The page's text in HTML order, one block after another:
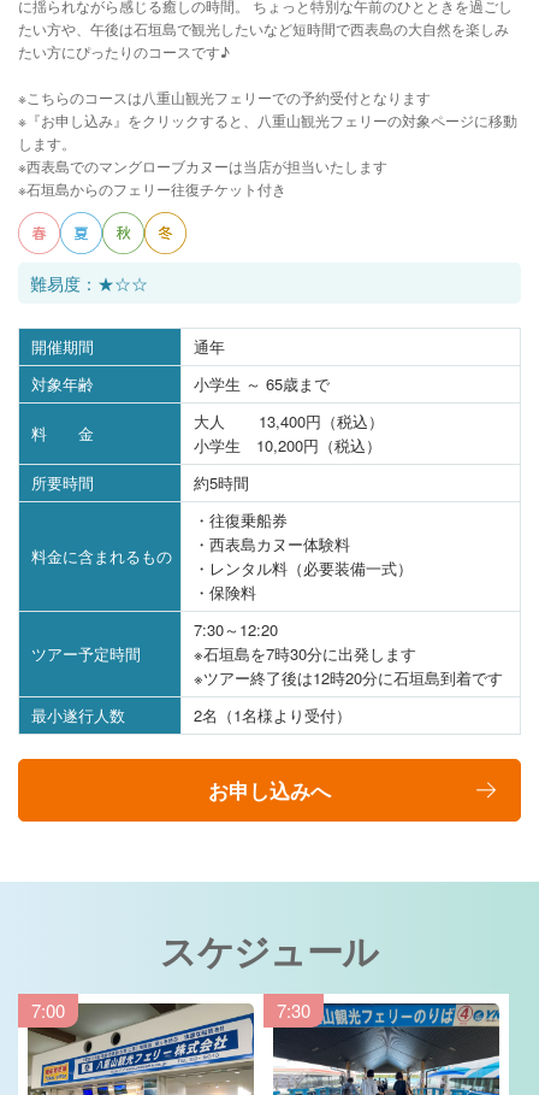
に揺られながら感じる癒しの時間。 ちょっと特別な午前のひとときを過ごし
たい方や、午後は石垣島で観光したいなど短時間で西表島の大自然を楽しみ
たい方にぴったりのコースです♪
※こちらのコースは八重山観光フェリーでの予約受付となります
※『お申し込み』をクリックすると、八重山観光フェリーの対象ページに移動
します。
※西表島でのマングローブカヌーは当店が担当いたします
※石垣島からのフェリー往復チケット付き
難易度：★☆☆
開催期間
通年
対象年齢
小学生 ～ 65歳まで
料 金
大人 13,400円（税込）
小学生 10,200円（税込）
所要時間
約5時間
料金に含まれるもの
・往復乗船券
・西表島カヌー体験料
・レンタル料（必要装備一式）
・保険料
ツアー予定時間
7:30～12:20
※石垣島を7時30分に出発します
※ツアー終了後は12時20分に石垣島到着です
最小遂行人数
2名（1名様より受付）
お申し込みへ
スケジュール
7:00 7:30